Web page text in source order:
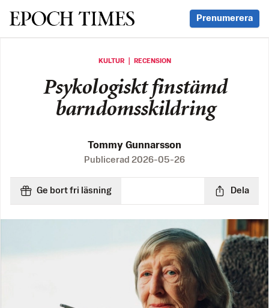
Svenska Epoch Times Prenumerera
KULTUR ｜ RECENSION
Psykologiskt finstämd
barndomsskildring
Tommy Gunnarsson
Publicerad 2026-05-26
Ge bort fri läsning Dela